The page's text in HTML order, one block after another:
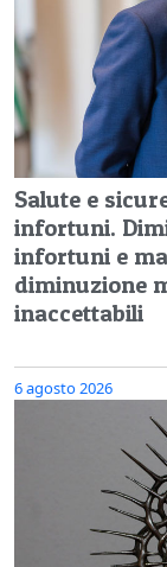
Salute e
infortuni.
infortuni e
diminuzione
inaccettabili
6 agosto 2026